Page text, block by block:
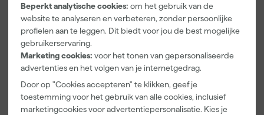
Beperkt analytische cookies: om het gebruik van de
website te analyseren en verbeteren, zonder persoonlijke
profielen aan te leggen. Dit biedt voor jou de best mogelijke
gebruikerservaring.
Marketing cookies: voor het tonen van gepersonaliseerde
advertenties en het volgen van je internetgedrag.
Door op "Cookies accepteren" te klikken, geef je
toestemming voor het gebruik van alle cookies, inclusief
marketingcookies voor advertentiepersonalisatie. Kies je
Farrow & Ball
F&B
Kleurenwaaie
r
Maandag
bezorgd
22,00
Go!Paint Roll
And Go
Verfbak -
0,5L + 5
bezorgd
3,99
Klingspor
Schuurblok
100X70X25m
P220
bezorgd
1,39